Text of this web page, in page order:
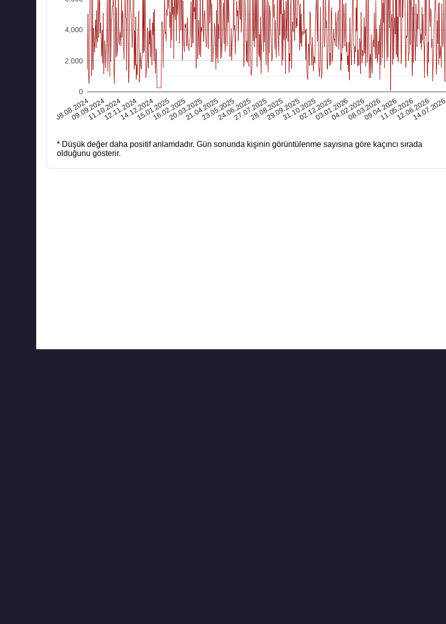
08.08.2024
09.09.2024
11.10.2024
12.11.2024
14.12.2024
15.01.2025
16.02.2025
20.03.2025
21.04.2025
23.05.2025
24.06.2025
27.07.2025
28.08.2025
29.09.2025
31.10.2025
02.12.2025
03.01.2026
04.02.2026
08.03.2026
09.04.2026
11.05.2026
12.06.2026
14.07.2026
0
2,000
4,000
* Düşük değer daha positif anlamdadır. Gün sonunda kişinin görüntülenme sayısına göre kaçıncı sırada
olduğunu gösterir.